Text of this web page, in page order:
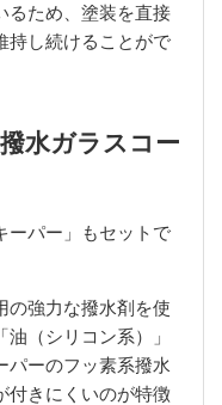
るため、塗装を直接
持し続けることがで
水ガラスコー
ーパー」もセットで
の強力な撥水剤を使
（シリコン系）」
パーのフッ素系撥水
付きにくいのが特徴